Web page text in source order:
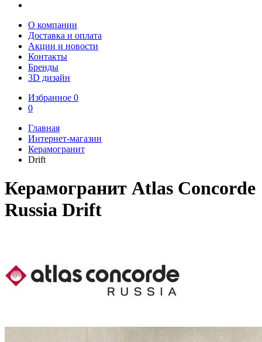
О компании
Доставка и оплата
Акции и новости
Контакты
Бренды
3D дизайн
Избранное 0
0
Главная
Интернет-магазин
Керамогранит
Drift
Керамогранит Atlas Concorde
Russia Drift